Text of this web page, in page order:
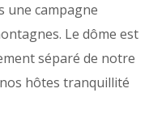
une campagne
Le dôme est
séparé de notre
hôtes tranquillité